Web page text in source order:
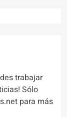
trabajar
Sólo
para más